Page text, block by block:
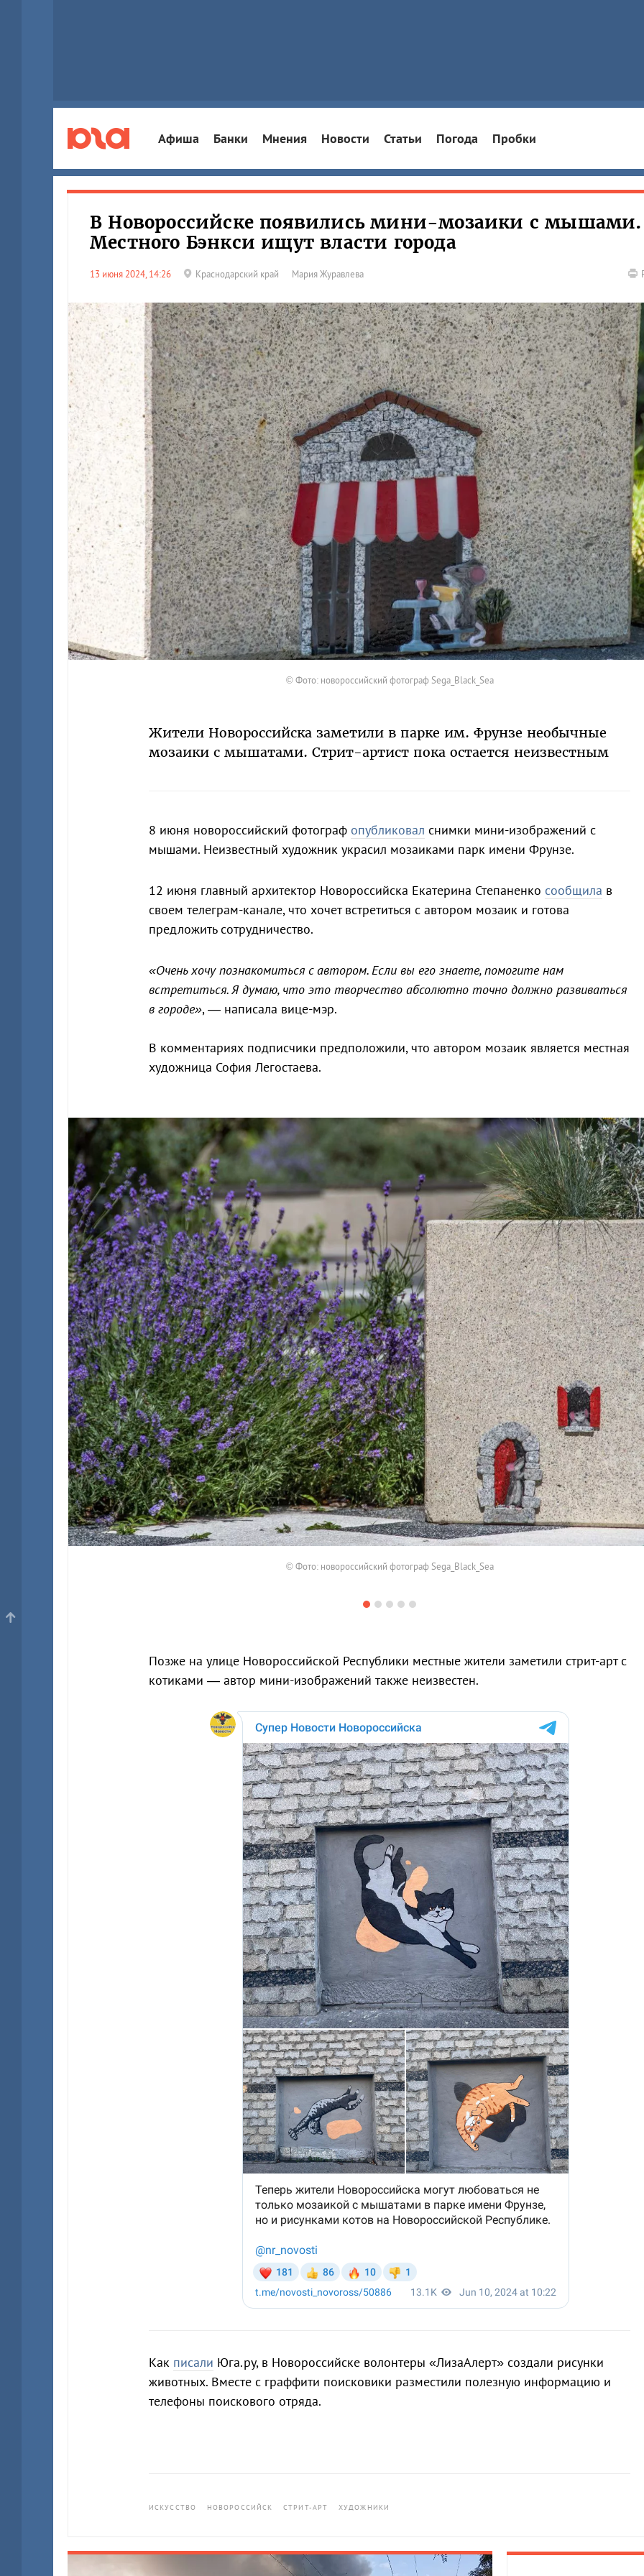
Афиша Банки Мнения Новости Статьи Погода Пробки
В Новороссийске появились мини-мозаики с мышами.
Местного Бэнкси ищут власти города
13 июня 2024, 14:26 Краснодарский край Мария Журавлева
© Фото: новороссийский фотограф Sega_Black_Sea
Жители Новороссийска заметили в парке им. Фрунзе необычные
мозаики с мышатами. Стрит-артист пока остается неизвестным
8 июня новороссийский фотограф опубликовал снимки мини-изображений с
мышами. Неизвестный художник украсил мозаиками парк имени Фрунзе.
12 июня главный архитектор Новороссийска Екатерина Степаненко сообщила в
своем телеграм-канале, что хочет встретиться с автором мозаик и готова
предложить сотрудничество.
«Очень хочу познакомиться с автором. Если вы его знаете, помогите нам
встретиться. Я думаю, что это творчество абсолютно точно должно развиваться
в городе», — написала вице-мэр.
В комментариях подписчики предположили, что автором мозаик является местная
художница София Легостаева.
© Фото: новороссийский фотограф Sega_Black_Sea
Позже на улице Новороссийской Республики местные жители заметили стрит-арт с
котиками — автор мини-изображений также неизвестен.
Как писали Юга.ру, в Новороссийске волонтеры «ЛизаАлерт» создали рисунки
животных. Вместе с граффити поисковики разместили полезную информацию и
телефоны поискового отряда.
ИСКУССТВО НОВОРОССИЙСК СТРИТ-АРТ ХУДОЖНИКИ